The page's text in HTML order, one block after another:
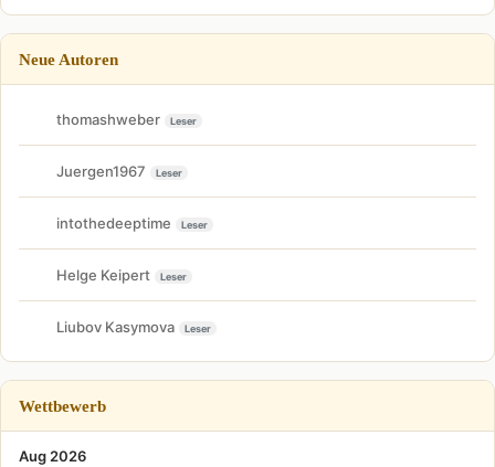
Neue Autoren
thomashweber Leser
Juergen1967 Leser
intothedeeptime Leser
Helge Keipert Leser
Liubov Kasymova Leser
Wettbewerb
Aug 2026